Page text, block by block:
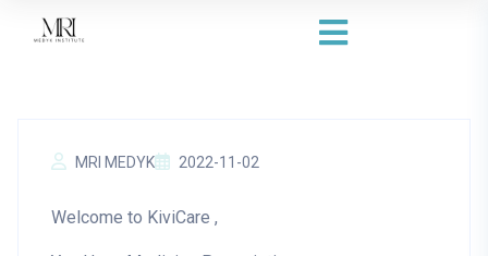
MRI MEDYK 2022-11-02
Welcome to KiviCare ,